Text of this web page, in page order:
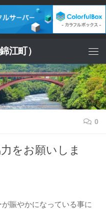
江町）
0
をお願いしま
賑やかになっている事に